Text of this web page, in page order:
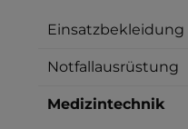
Einsatzbekleidung
Notfallausrüstung
Medizintechnik